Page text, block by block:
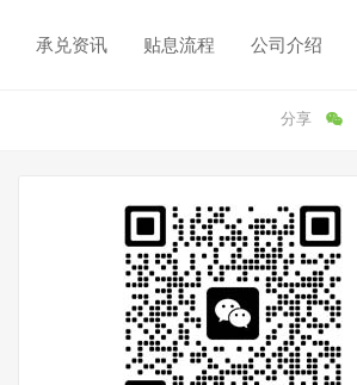
承兑资讯 贴息流程 公司介绍